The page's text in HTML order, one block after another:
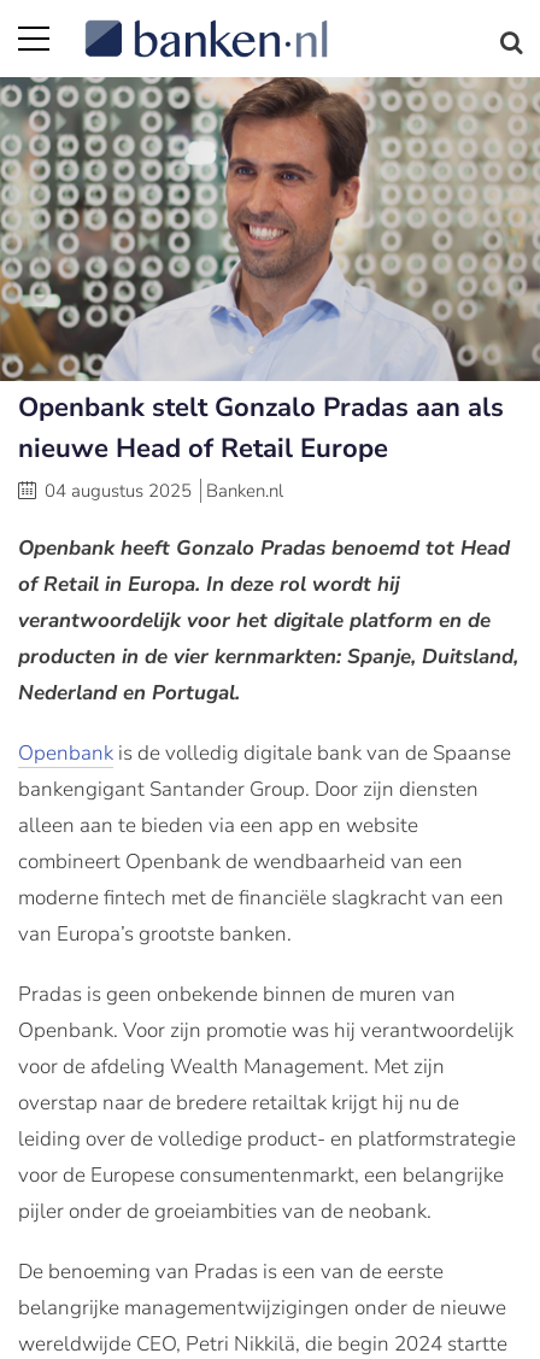
Openbank stelt Gonzalo Pradas aan als
nieuwe Head of Retail Europe
04 augustus 2025 Banken.nl
Openbank heeft Gonzalo Pradas benoemd tot Head
of Retail in Europa. In deze rol wordt hij
verantwoordelijk voor het digitale platform en de
producten in de vier kernmarkten: Spanje, Duitsland,
Nederland en Portugal.
Openbank is de volledig digitale bank van de Spaanse
bankengigant Santander Group. Door zijn diensten
alleen aan te bieden via een app en website
combineert Openbank de wendbaarheid van een
moderne fintech met de financiële slagkracht van een
van Europa’s grootste banken.
Pradas is geen onbekende binnen de muren van
Openbank. Voor zijn promotie was hij verantwoordelijk
voor de afdeling Wealth Management. Met zijn
overstap naar de bredere retailtak krijgt hij nu de
leiding over de volledige product- en platformstrategie
voor de Europese consumentenmarkt, een belangrijke
pijler onder de groeiambities van de neobank.
De benoeming van Pradas is een van de eerste
belangrijke managementwijzigingen onder de nieuwe
wereldwijde CEO, Petri Nikkilä, die begin 2024 startte